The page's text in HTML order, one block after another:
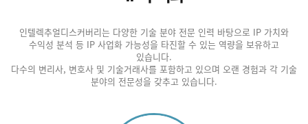
인텔렉추얼디스커버리는 다양한 기술 분야 전문 인력 바탕으로 IP 가치와
수익성 분석 등 IP 사업화 가능성을 타진할 수 있는 역량을 보유하고
있습니다.
다수의 변리사, 변호사 및 기술거래사를 포함하고 있으며 오랜 경험과 각 기술
분야의 전문성을 갖추고 있습니다.